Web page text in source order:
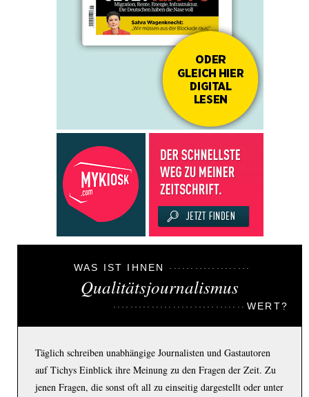
WAS IST IHNEN
Qualitätsjournalismus
WERT?
Täglich schreiben unabhängige Journalisten und Gastautoren
auf Tichys Einblick ihre Meinung zu den Fragen der Zeit. Zu
jenen Fragen, die sonst oft all zu einseitig dargestellt oder unter